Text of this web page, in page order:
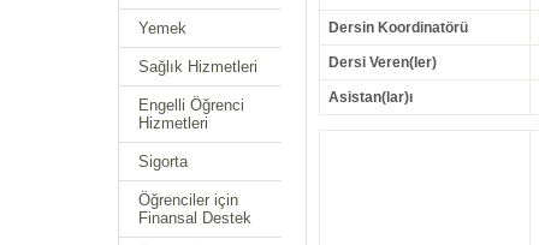
Yemek
Sağlık Hizmetleri
Engelli Öğrenci
Hizmetleri
Sigorta
Öğrenciler için
Finansal Destek
Dersin Koordinatörü
Dersi Veren(ler)
Asistan(lar)ı